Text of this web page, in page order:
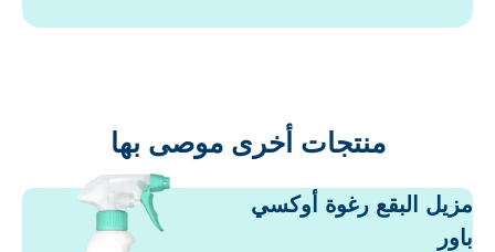
منتجات أخرى موصى بها
البقع رغوة أوكسي